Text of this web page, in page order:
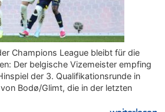
Champions League bleibt für die
Der belgische Vizemeister empfing
der 3. Qualifikationsrunde in
Bodø/Glimt, die in der letzten